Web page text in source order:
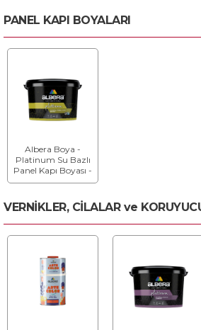
PANEL KAPI BOYALARI
Albera Boya -
Platinum Su Bazlı
Panel Kapı Boyası -
Su Bazlı Panel
VERNİKLER, CİLALAR ve